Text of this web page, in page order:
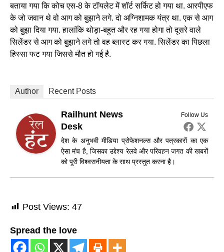
बताया गया कि कोच एस-8 के टॉयलेट में शॉर्ट सर्किट हो गया था. आरपीएफ
के जो जवान थे वो आग को बुझाने लगे. दो अग्निशामक यंत्र था. एक से आग
को बुझा दिया गया. हालांकि थोड़ा-बहुत और रह गया होगा तो दूसरे वाले
सिलेंडर से आग को बुझाने लगे तो वह ब्लास्ट कर गया. सिलेंडर का पिछला
हिस्सा फट गया जिससे मौत हो गई है.
Author Recent Posts
Follow Us
Railhunt News
Desk
देश के अनुभवी मीडिया प्रोफेशनल्स और पत्रकारों का एक
ऐसा मंच है, जिसका उद्देश्य रेलवे और परिवहन जगत की खबरों
को पूरी विश्वसनीयता के साथ प्रस्तुत करना है।
Post Views: 47
Spread the love